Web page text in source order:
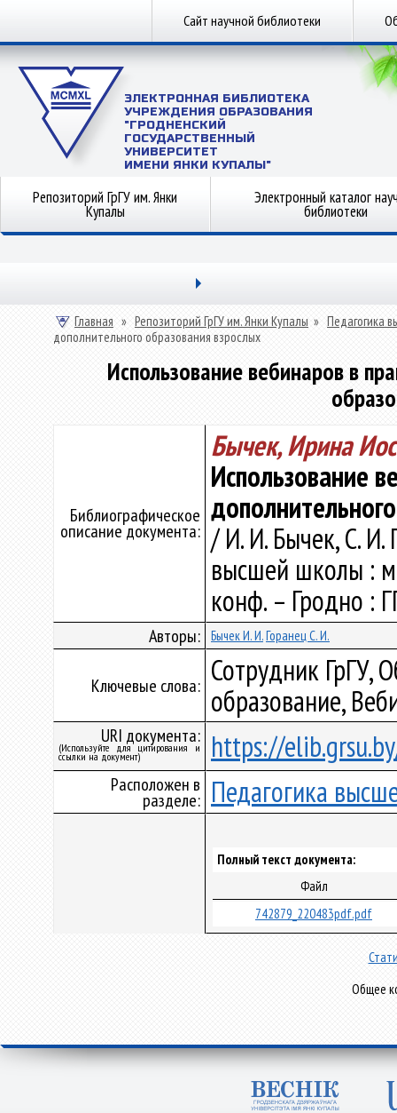
Сайт научной библиотеки
ЭЛЕКТРОННАЯ БИБЛИОТЕКА
УЧРЕЖДЕНИЯ ОБРАЗОВАНИЯ
"ГРОДНЕНСКИЙ
ГОСУДАРСТВЕННЫЙ
УНИВЕРСИТЕТ
ИМЕНИ ЯНКИ КУПАЛЫ"
Репозиторий ГрГУ им. Янки
Купалы
Электронный каталог
библиотеки
Главная » Репозиторий ГрГУ им. Янки Купалы » Педагогика
дополнительного образования взрослых
Использование вебинаров в
Библиографическое
описание документа:
Бычек, Ирина
Использование
/ И. И. Бычек, С. И.
высшей школы :
конф. – Гродно :
Авторы: Бычек И. И.Горанец С. И.
Ключевые слова: Сотрудник ГрГУ,
образование,
URI документа:
(Используйте для цитирования и
ссылки на документ) https://
Расположен в
разделе: Педагогика
Полный текст документа:
Файл
742879_220483pdf.pdf
Общее